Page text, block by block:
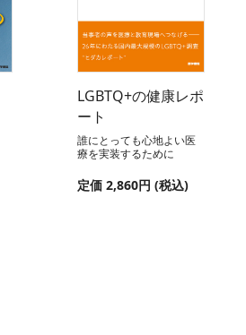
LGBTQ+の健康レポ
ート
誰にとっても心地よい医
療を実装するために
定価 2,860円 (税込)